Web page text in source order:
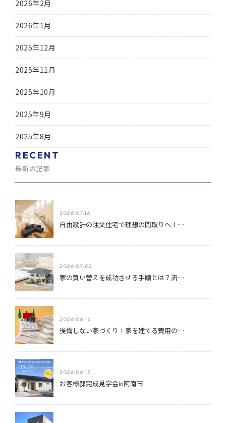
2026年2月
2026年1月
2025年12月
2025年11月
2025年10月
2025年9月
2025年8月
RECENT
最新の記事
2026.07.16
自由設計の注文住宅で理想の間取りへ！…
2026.07.02
家の買い替えを成功させる手順とは？流…
2026.06.16
後悔しない家づくり！家を建てる費用の…
2026.06.15
お客様邸完成見学会in阿南市